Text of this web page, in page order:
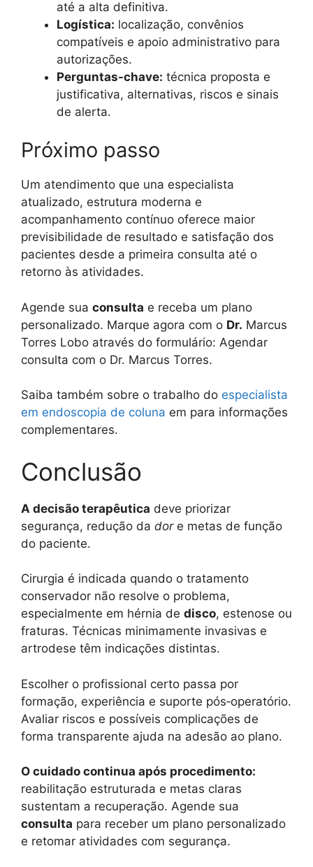
até a alta definitiva.
Logística: localização, convênios
compatíveis e apoio administrativo para
autorizações.
Perguntas-chave: técnica proposta e
justificativa, alternativas, riscos e sinais
de alerta.
Próximo passo
Um atendimento que una especialista
atualizado, estrutura moderna e
acompanhamento contínuo oferece maior
previsibilidade de resultado e satisfação dos
pacientes desde a primeira consulta até o
retorno às atividades.
Agende sua consulta e receba um plano
personalizado. Marque agora com o Dr. Marcus
Torres Lobo através do formulário: Agendar
consulta com o Dr. Marcus Torres.
Saiba também sobre o trabalho do especialista
em endoscopia de coluna em para informações
complementares.
Conclusão
A decisão terapêutica deve priorizar
segurança, redução da dore metas de função
do paciente.
Cirurgia é indicada quando o tratamento
conservador não resolve o problema,
especialmente em hérnia de disco, estenose ou
fraturas. Técnicas minimamente invasivas e
artrodese têm indicações distintas.
Escolher o profissional certo passa por
formação, experiência e suporte pós‑operatório.
Avaliar riscos e possíveis complicações de
forma transparente ajuda na adesão ao plano.
O cuidado continua após procedimento:
reabilitação estruturada e metas claras
sustentam a recuperação. Agende sua
consulta para receber um plano personalizado
e retomar atividades com segurança.